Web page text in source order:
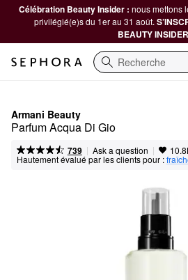
Célébration Beauty Insider : nous mettons
privilégié(e)s du 1er au 31 août.
BEAUTY
Recherche
Armani Beauty
Parfum Acqua Di Gio
739 | Ask a question |
Hautement évalué par les clients pour :